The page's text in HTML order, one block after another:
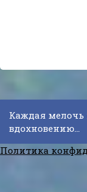
Каждая мелочь
вдохновению...
Политика